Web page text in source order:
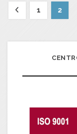
1 2